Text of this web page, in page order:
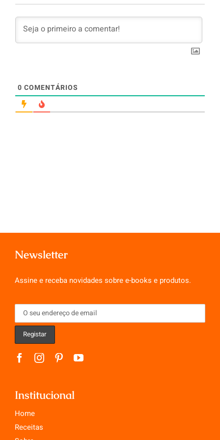
0 COMENTÁRIOS
Newsletter
Assine e receba novidades sobre e-books e produtos.
Institucional
Home
Receitas